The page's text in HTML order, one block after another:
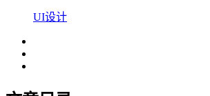
UI设计